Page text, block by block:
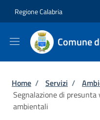
Regione Calabria
Comune
Briciole di
Home / Servizi /
Segnalazione di
ambientali